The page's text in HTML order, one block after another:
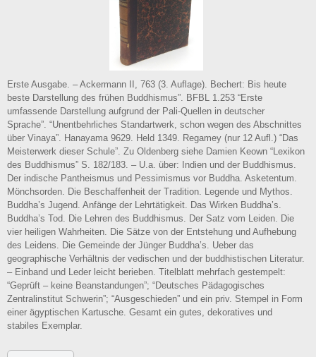
Erste Ausgabe. – Ackermann II, 763 (3. Auflage). Bechert: Bis heute
beste Darstellung des frühen Buddhismus”. BFBL 1.253 “Erste
umfassende Darstellung aufgrund der Pali-Quellen in deutscher
Sprache”. “Unentbehrliches Standartwerk, schon wegen des Abschnittes
über Vinaya”. Hanayama 9629. Held 1349. Regamey (nur 12 Aufl.) “Das
Meisterwerk dieser Schule”. Zu Oldenberg siehe Damien Keown “Lexikon
des Buddhismus” S. 182/183. – U.a. über: Indien und der Buddhismus.
Der indische Pantheismus und Pessimismus vor Buddha. Asketentum.
Mönchsorden. Die Beschaffenheit der Tradition. Legende und Mythos.
Buddha’s Jugend. Anfänge der Lehrtätigkeit. Das Wirken Buddha’s.
Buddha’s Tod. Die Lehren des Buddhismus. Der Satz vom Leiden. Die
vier heiligen Wahrheiten. Die Sätze von der Entstehung und Aufhebung
des Leidens. Die Gemeinde der Jünger Buddha’s. Ueber das
geographische Verhältnis der vedischen und der buddhistischen Literatur.
– Einband und Leder leicht berieben. Titelblatt mehrfach gestempelt:
“Geprüft – keine Beanstandungen”; “Deutsches Pädagogisches
Zentralinstitut Schwerin”; “Ausgeschieden” und ein priv. Stempel in Form
einer ägyptischen Kartusche. Gesamt ein gutes, dekoratives und
stabiles Exemplar.